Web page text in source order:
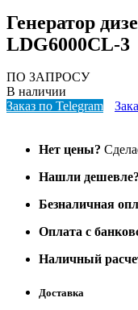
Генератор
LDG6000СL-3
ПО ЗАПРОСУ
В наличии
Заказ по Telegram
Нет цены?
Нашли дешевле?
Безналичная
Оплата с
Наличный
Доставка